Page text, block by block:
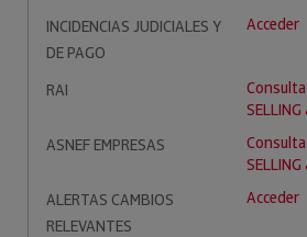
INCIDENCIAS JUDICIALES Y
DE PAGO
Acceder
RAI
Consulta
SELLING
ASNEF EMPRESAS
SELLING
ALERTAS CAMBIOS
RELEVANTES
Acceder